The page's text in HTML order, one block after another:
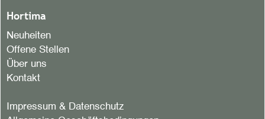
Hortima
Neuheiten
Offene Stellen
Über uns
Kontakt
Impressum & Datenschutz